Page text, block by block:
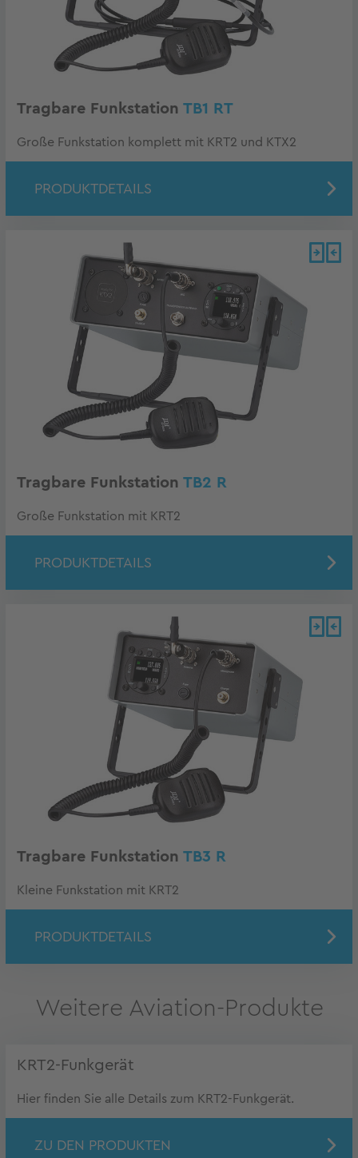
Tragbare Funkstation TB1 RT
Große Funkstation komplett mit KRT2 und KTX2
PRODUKTDETAILS
Tragbare Funkstation TB2 R
Große Funkstation mit KRT2
PRODUKTDETAILS
Tragbare Funkstation TB3 R
Kleine Funkstation mit KRT2
PRODUKTDETAILS
Weitere Aviation-Produkte
KRT2-Funkgerät
Hier finden Sie alle Details zum KRT2-Funkgerät.
ZU DEN PRODUKTEN